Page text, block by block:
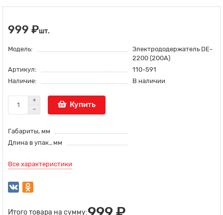
999 ₽шт.
Модель:
Электрододержатель DE-
2200 (200А)
Артикул:
110-591
Наличие:
В наличии
Купить
Габариты, мм
Длина в упак., мм
Все характеристики
Итого товара на сумму: